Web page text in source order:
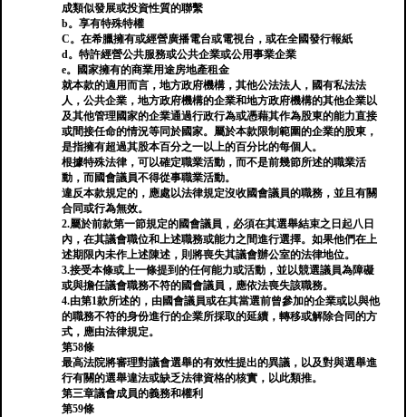
成類似發展或投資性質的聯繫
b。享有特殊特權
C。在希臘擁有或經營廣播電台或電視台，或在全國發行報紙
d。特許經營公共服務或公共企業或公用事業企業
e。國家擁有的商業用途房地產租金
就本款的適用而言，地方政府機構，其他公法法人，國有私法法
人，公共企業，地方政府機構的企業和地方政府機構的其他企業以
及其他管理國家的企業通過行政行為或憑藉其作為股東的能力直接
或間接任命的情況等同於國家。屬於本款限制範圍的企業的股東，
是指擁有超過其股本百分之一以上的百分比的每個人。
根據特殊法律，可以確定職業活動，而不是前幾節所述的職業活
動，而國會議員不得從事職業活動。
違反本款規定的，應處以法律規定沒收國會議員的職務，並且有關
合同或行為無效。
2.屬於前款第一節規定的國會議員，必須在其選舉結束之日起八日
內，在其議會職位和上述職務或能力之間進行選擇。如果他們在上
述期限內未作上述陳述，則將喪失其議會辦公室的法律地位。
3.接受本條或上一條提到的任何能力或活動，並以競選議員為障礙
或與擔任議會職務不符的國會議員，應依法喪失該職務。
4.由第1款所述的，由國會議員或在其當選前曾參加的企業或以與他
的職務不符的身份進行的企業所採取的延續，轉移或解除合同的方
式，應由法律規定。
第58條
最高法院將審理對議會選舉的有效性提出的異議，以及對與選舉進
行有關的選舉違法或缺乏法律資格的核實，以此類推。
第三章議會成員的義務和權利
第59條